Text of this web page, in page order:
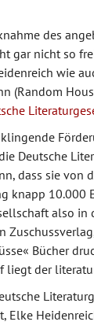
des
gar nicht so
wie
(Random
Deutsche
dass sie von
knapp 10.000
also in
Bücher
liegt der
Elke